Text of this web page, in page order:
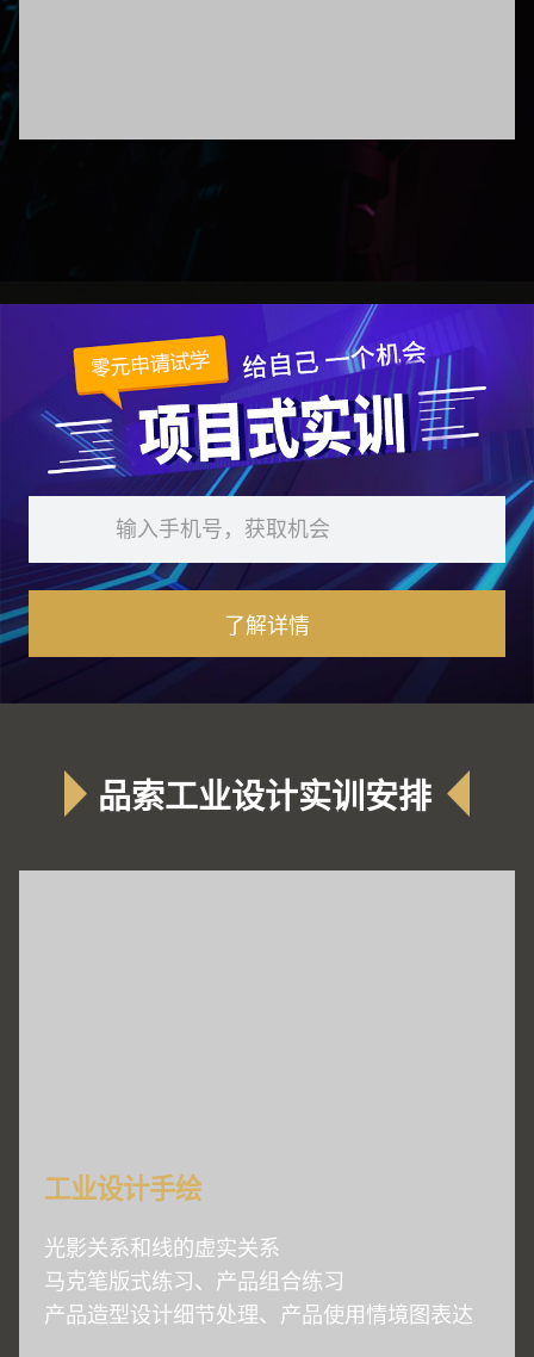
品索工业设计实训安排
工业设计手绘
光影关系和线的虚实关系
马克笔版式练习、产品组合练习
产品造型设计细节处理、产品使用情境图表达